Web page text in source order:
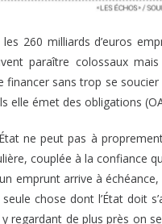
260 milliards d’euros
paraître colossaux
sans trop se
elle émet des obligations
ne peut pas à
couplée à la confiance
emprunt arrive à
chose dont l’État doit
de plus près on